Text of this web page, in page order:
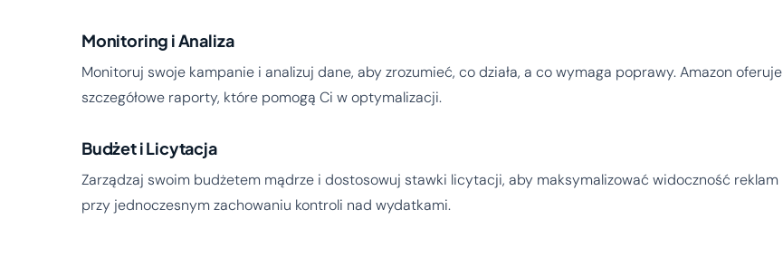
Monitoring i Analiza
Monitoruj swoje kampanie i analizuj dane, aby zrozumieć, co działa, a co wymaga poprawy. Amazon oferuje
szczegółowe raporty, które pomogą Ci w optymalizacji.
Budżet i Licytacja
Zarządzaj swoim budżetem mądrze i dostosowuj stawki licytacji, aby maksymalizować widoczność reklam
przy jednoczesnym zachowaniu kontroli nad wydatkami.